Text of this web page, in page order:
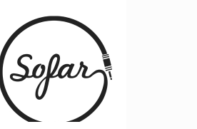
www.sofarsounds.com